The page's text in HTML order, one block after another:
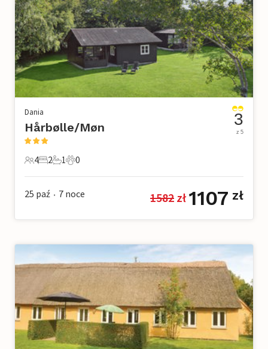
Dania
Hårbølle/Møn
4 Goście
4
2 Sypialnie
2
1 Łazienka
1
0 Zwierzęta domowe
0
3
z 5
25 paź • 7 noce 1582 zł 1107 zł